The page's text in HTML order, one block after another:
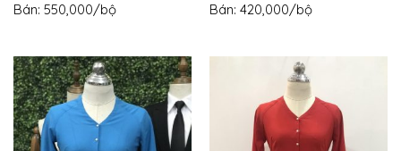
Bán: 550,000/bộ
Bán: 420,000/bộ